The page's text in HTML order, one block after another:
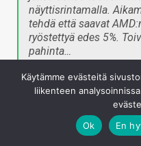
näyttisrintamalla.
tehdä että saavat
ryöstettyä edes 5%.
pahinta…
Intel on kirjaimellisesti
huonolla katteella.
Jos jokin tuotelinjansa ei
Käytämme evästeitä
liikenteen
Ok
En